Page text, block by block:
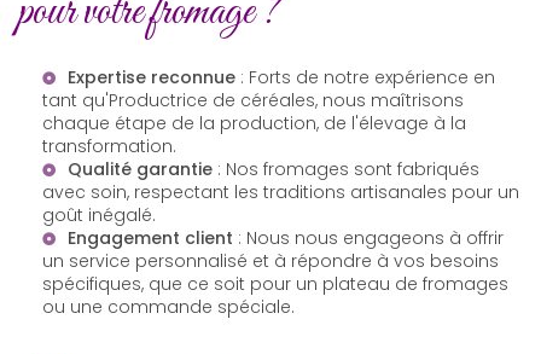
pour votre fromage ?
Expertise reconnue : Forts de notre expérience en
tant qu'Productrice de céréales, nous maîtrisons
chaque étape de la production, de l'élevage à la
transformation.
Qualité garantie : Nos fromages sont fabriqués
avec soin, respectant les traditions artisanales pour un
goût inégalé.
Engagement client : Nous nous engageons à offrir
un service personnalisé et à répondre à vos besoins
spécifiques, que ce soit pour un plateau de fromages
ou une commande spéciale.